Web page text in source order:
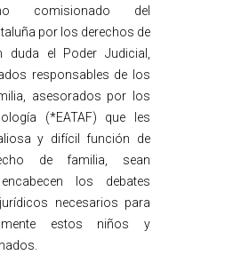
comisionado del
por los derechos de
el Poder Judicial,
responsables de los
asesorados por los
(*EATAF) que les
y difícil función de
de familia, sean
los debates
necesarios para
estos niños y